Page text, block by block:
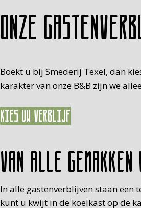
Onze
Boekt u bij Smederij Texel, dan
karakter van onze B&B zijn we
Kies uw verblijf
Van alle
In alle gastenverblijven staan een
kunt u kwijt in de koelkast op de